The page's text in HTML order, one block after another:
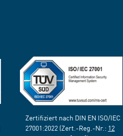
Zertifiziert nach DIN EN ISO/IEC
27001:2022 (Zert.-Reg.-Nr.: 12